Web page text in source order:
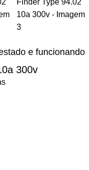
e funcionando
300v